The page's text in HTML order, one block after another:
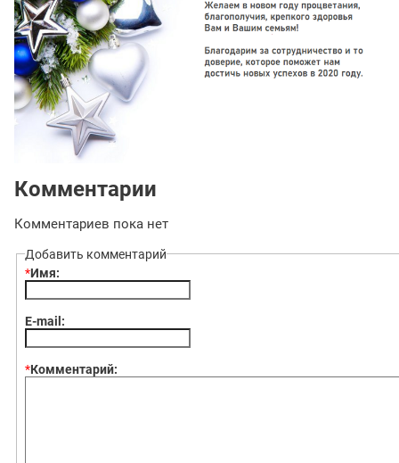
Комментарии
Комментариев пока нет
Добавить комментарий
*Имя:
E-mail:
*Комментарий: